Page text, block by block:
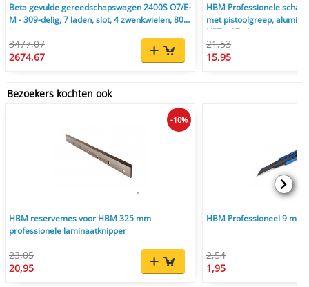
Beta gevulde gereedschapswagen 2400S O7/E-
M - 309-delig, 7 laden, slot, 4 zwenkwielen, 800
kg, oranje
3477,07
2674,67
HBM Professionele
met pistoolgreep,
NPT x 27, diameter nippel
21,53
15,95
Bezoekers kochten ook
HBM reservemes voor HBM 325 mm
professionele laminaatknipper
23,05
20,95
-10%
HBM Professioneel 9 mm
2,54
1,95